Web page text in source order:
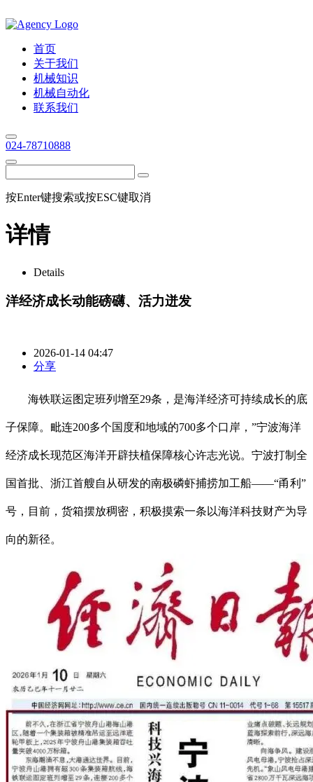
首页
关于我们
机械知识
机械自动化
联系我们
024-78710888
按Enter键搜索或按ESC键取消
详情
Details
洋经济成长动能磅礴、活力迸发
2026-01-14 04:47
分享
海铁联运图定班列增至29条，是海洋经济可持续成长的底
子保障。毗连200多个国度和地域的700多个口岸，”宁波海洋
经济成长现范区海洋开辟扶植保障核心许志光说。宁波打制全
国首批、浙江首艘自从研发的南极磷虾捕捞加工船——“甬利”
号，目前，货箱摆放稠密，积极摸索一条以海洋科技财产为导
向的新径。